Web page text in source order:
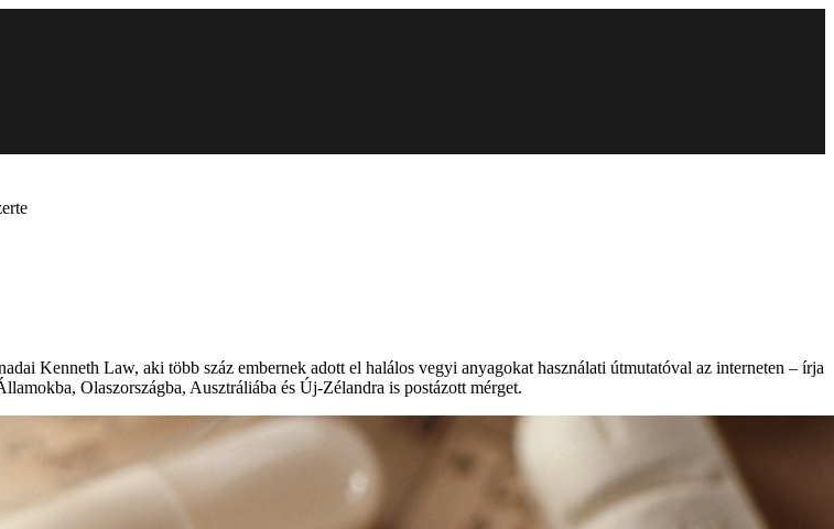
Kenneth Law, aki több száz embernek adott el halálos vegyi anyagokat használati útmutatóval az interneten – írja
Olaszországba, Ausztráliába és Új-Zélandra is postázott mérget.